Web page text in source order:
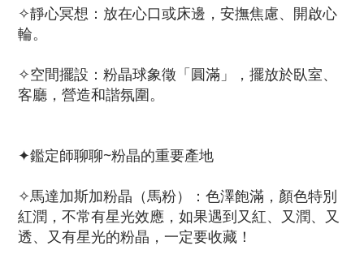
✧靜心冥想：放在心口或床邊，安撫焦慮、開啟心
輪。
✧空間擺設：粉晶球象徵「圓滿」，擺放於臥室、
客廳，營造和諧氛圍。
✦鑑定師聊聊~粉晶的重要產地
✧馬達加斯加粉晶（馬粉）：色澤飽滿，顏色特別
紅潤，不常有星光效應，如果遇到又紅、又潤、又
透、又有星光的粉晶，一定要收藏！